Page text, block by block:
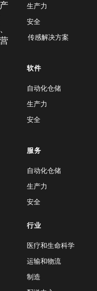
生产力
安全
传感解决方案
软件
自动化仓储
生产力
安全
服务
自动化仓储
生产力
安全
行业
医疗和生命科学
运输和物流
制造